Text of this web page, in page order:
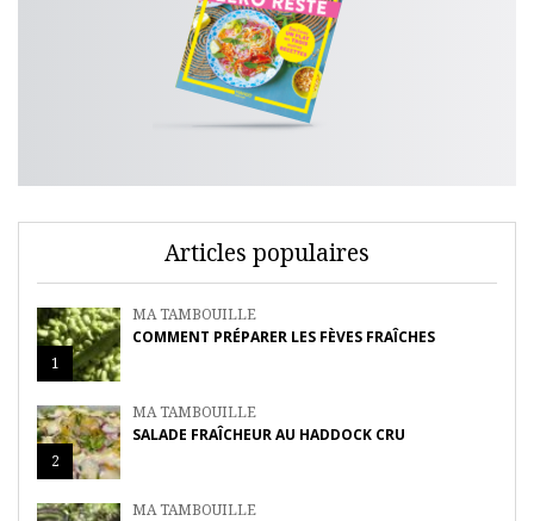
Articles populaires
1
MA TAMBOUILLE
COMMENT PRÉPARER LES FÈVES FRAÎCHES
2
MA TAMBOUILLE
SALADE FRAÎCHEUR AU HADDOCK CRU
MA TAMBOUILLE